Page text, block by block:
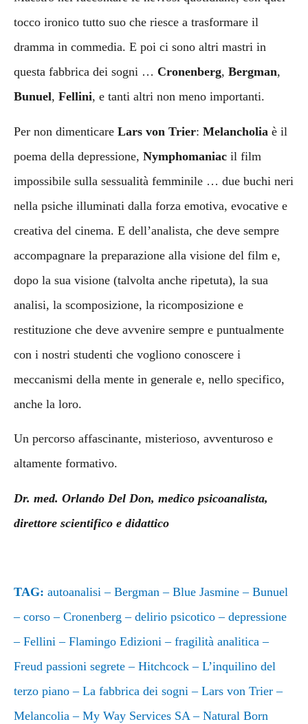
tocco ironico tutto suo che riesce a trasformare il
dramma in commedia. E poi ci sono altri mastri in
questa fabbrica dei sogni … Cronenberg, Bergman,
Bunuel, Fellini, e tanti altri non meno importanti.
Per non dimenticare Lars von Trier: Melancholia è il
poema della depressione, Nymphomaniac il film
impossibile sulla sessualità femminile … due buchi neri
nella psiche illuminati dalla forza emotiva, evocative e
creativa del cinema. E dell’analista, che deve sempre
accompagnare la preparazione alla visione del film e,
dopo la sua visione (talvolta anche ripetuta), la sua
analisi, la scomposizione, la ricomposizione e
restituzione che deve avvenire sempre e puntualmente
con i nostri studenti che vogliono conoscere i
meccanismi della mente in generale e, nello specifico,
anche la loro.
Un percorso affascinante, misterioso, avventuroso e
altamente formativo.
Dr. med. Orlando Del Don, medico psicoanalista,
direttore scientifico e didattico
TAG: autoanalisi – Bergman – Blue Jasmine – Bunuel
– corso – Cronenberg – delirio psicotico – depressione
– Fellini – Flamingo Edizioni – fragilità analitica –
Freud passioni segrete – Hitchcock – L’inquilino del
terzo piano – La fabbrica dei sogni – Lars von Trier –
Melancolia – My Way Services SA– Natural Born